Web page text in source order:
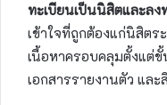
ทะเบียนเป็นนิสิตและลง
เข้าใจที่ถูกต้องแก่นิสิต
เนื้อหาครอบคลุมตั้งแต่
เอกสารรายงานตัว แล